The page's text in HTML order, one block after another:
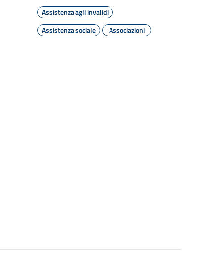
Assistenza agli invalidi
Assistenza sociale
Associazioni